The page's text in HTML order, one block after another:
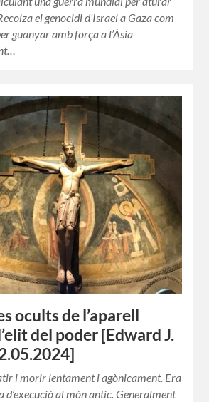
el genocidi d’Israel a Gaza com
guanyar amb força a l’Àsia
ocults de l’aparell
del poder [Edward J.
i morir lentament i agònicament. Era
d’execució al món antic. Generalment